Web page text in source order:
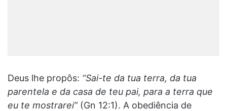
Deus lhe propôs: “Sai-te da tua terra, da tua
parentela e da casa de teu pai, para a terra que
eu te mostrarei”(Gn 12:1). A obediência de